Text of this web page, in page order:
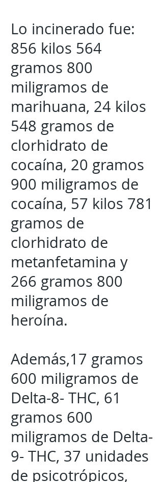
Lo incinerado fue:
856 kilos 564
gramos 800
miligramos de
marihuana, 24 kilos
548 gramos de
clorhidrato de
cocaína, 20 gramos
900 miligramos de
cocaína, 57 kilos 781
gramos de
clorhidrato de
metanfetamina y
266 gramos 800
miligramos de
heroína.
Además,17 gramos
600 miligramos de
Delta-8- THC, 61
gramos 600
miligramos de Delta-
9- THC, 37 unidades
de psicotrópicos,